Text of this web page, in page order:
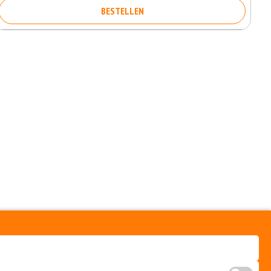
BESTELLEN